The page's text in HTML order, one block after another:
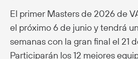
El primer Masters de 2026 de
el próximo 6 de junio y tendrá
semanas con la gran final el 21
Participarán los 12 mejores